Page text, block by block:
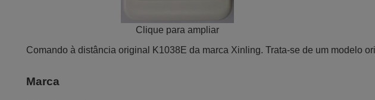
Clique para ampliar
Comando à distância original K1038E da marca Xinling. Trata-se de um modelo
Marca